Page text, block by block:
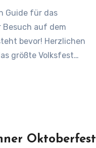
auf dem
bevor! Herzlichen
größte Volksfest…
Oktoberfest